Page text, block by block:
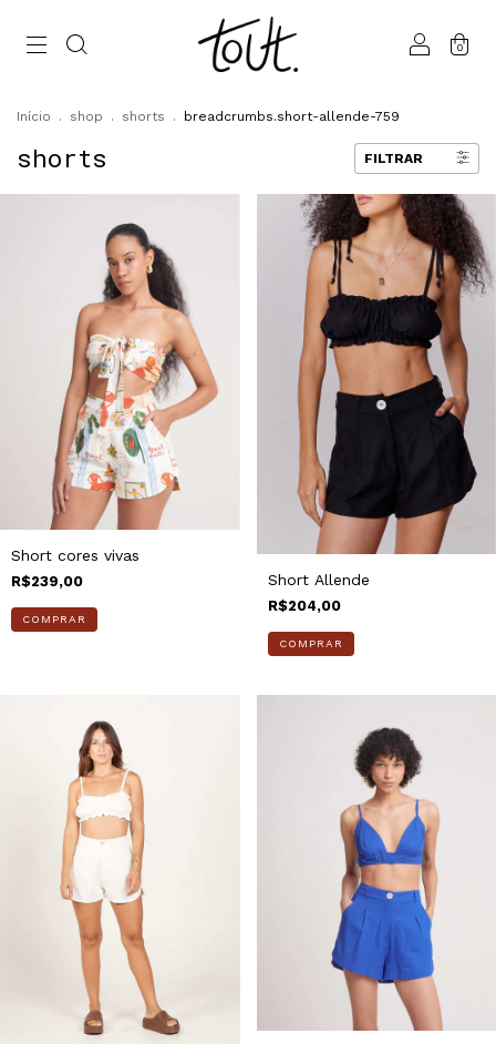
0
Início . shop . shorts . breadcrumbs.short-allende-759
shorts FILTRAR
Short cores vivas
R$239,00
COMPRAR
Short Allende
R$204,00
COMPRAR